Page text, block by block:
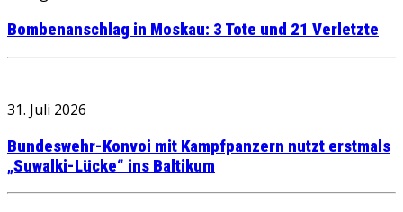
Bombenanschlag in Moskau: 3 Tote und 21 Verletzte
31. Juli 2026
Bundeswehr-Konvoi mit Kampfpanzern nutzt erstmals
„Suwalki-Lücke“ ins Baltikum